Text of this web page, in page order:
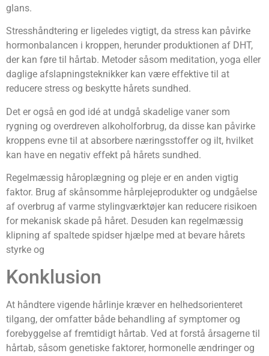
glans.
Stresshåndtering er ligeledes vigtigt, da stress kan påvirke
hormonbalancen i kroppen, herunder produktionen af DHT,
der kan føre til hårtab. Metoder såsom meditation, yoga eller
daglige afslapningsteknikker kan være effektive til at
reducere stress og beskytte hårets sundhed.
Det er også en god idé at undgå skadelige vaner som
rygning og overdreven alkoholforbrug, da disse kan påvirke
kroppens evne til at absorbere næringsstoffer og ilt, hvilket
kan have en negativ effekt på hårets sundhed.
Regelmæssig håroplægning og pleje er en anden vigtig
faktor. Brug af skånsomme hårplejeprodukter og undgåelse
af overbrug af varme stylingværktøjer kan reducere risikoen
for mekanisk skade på håret. Desuden kan regelmæssig
klipning af spaltede spidser hjælpe med at bevare hårets
styrke og
Konklusion
At håndtere vigende hårlinje kræver en helhedsorienteret
tilgang, der omfatter både behandling af symptomer og
forebyggelse af fremtidigt hårtab. Ved at forstå årsagerne til
hårtab, såsom genetiske faktorer, hormonelle ændringer og